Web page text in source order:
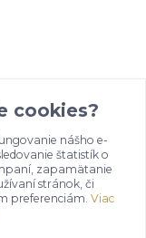
cookies?
nášho e-
štatistík o
zapamätanie
stránok, či
preferenciám. Viac